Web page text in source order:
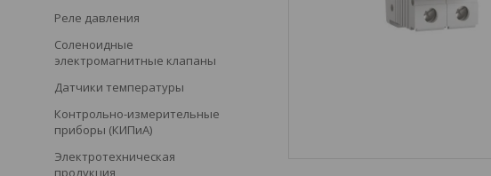
Реле давления
Соленоидные
электромагнитные клапаны
Датчики температуры
Контрольно-измерительные
приборы (КИПиА)
Электротехническая
продукция